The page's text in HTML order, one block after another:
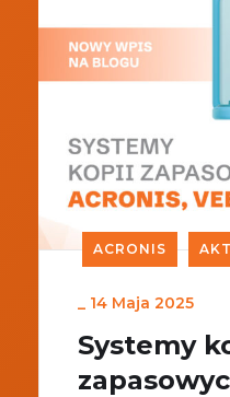
ACRONIS
_ 14 Maja 2025
Systemy